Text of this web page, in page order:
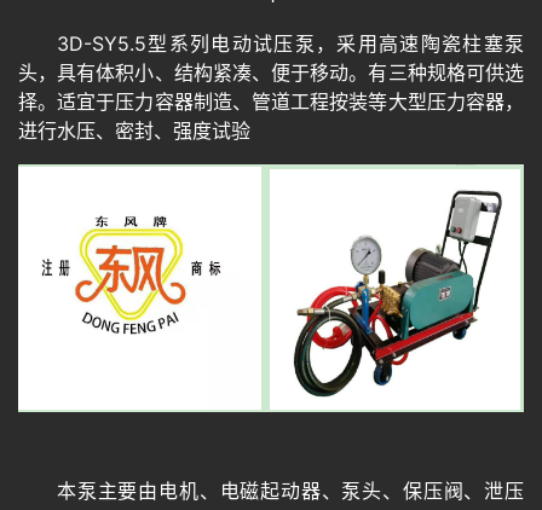
3D-SY5.5型系列电动试压泵，采用高速陶瓷柱塞泵
头，具有体积小、结构紧凑、便于移动。有三种规格可供选
择。适宜于压力容器制造、管道工程按装等大型压力容器，
进行水压、密封、强度试验
本泵主要由电机、电磁起动器、泵头、保压阀、泄压